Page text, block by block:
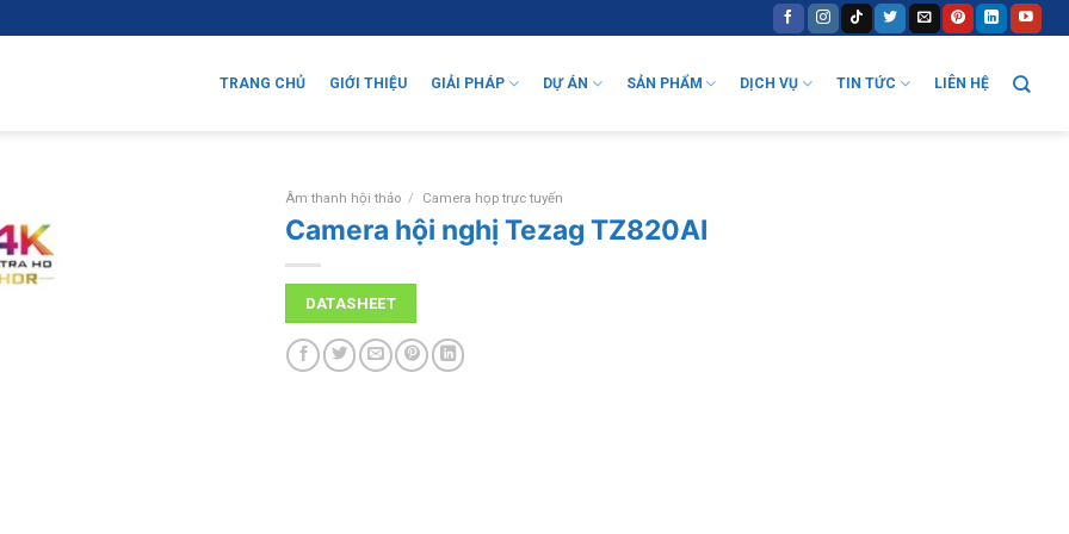
TRANG CHỦ GIỚI THIỆU GIẢI PHÁP DỰ ÁN SẢN PHẨM DỊCH VỤ TIN TỨC LIÊN HỆ
Âm thanh hội thảo / Camera họp trực tuyến
Camera hội nghị Tezag TZ820AI
DATASHEET